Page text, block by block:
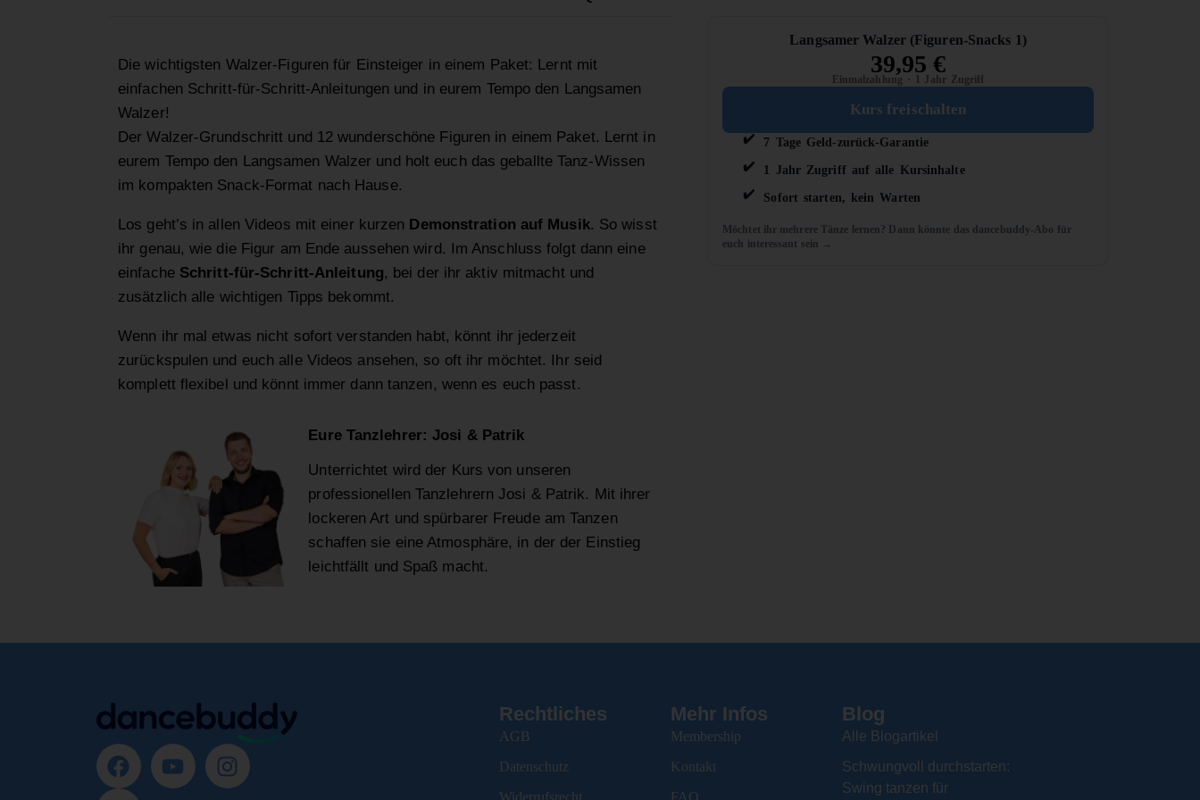
Die wichtigsten Walzer-Figuren für Einsteiger in einem Paket: Lernt mit
einfachen Schritt-für-Schritt-Anleitungen und in eurem Tempo den Langsamen
Walzer!
Der Walzer-Grundschritt und 12 wunderschöne Figuren in einem Paket. Lernt in
eurem Tempo den Langsamen Walzer und holt euch das geballte Tanz-Wissen
im kompakten Snack-Format nach Hause.
Los geht’s in allen Videos mit einer kurzen Demonstration auf Musik. So wisst
ihr genau, wie die Figur am Ende aussehen wird. Im Anschluss folgt dann eine
einfache Schritt-für-Schritt-Anleitung, bei der ihr aktiv mitmacht und
zusätzlich alle wichtigen Tipps bekommt.
Wenn ihr mal etwas nicht sofort verstanden habt, könnt ihr jederzeit
zurückspulen und euch alle Videos ansehen, so oft ihr möchtet. Ihr seid
komplett flexibel und könnt immer dann tanzen, wenn es euch passt.
Eure Tanzlehrer: Josi & Patrik
Unterrichtet wird der Kurs von unseren
professionellen Tanzlehrern Josi & Patrik. Mit ihrer
lockeren Art und spürbarer Freude am Tanzen
schaffen sie eine Atmosphäre, in der der Einstieg
leichtfällt und Spaß macht.
Langsamer Walzer (Figuren-Snacks 1)
39,95€
Einmalzahlung · 1 Jahr Zugriff
Kurs freischalten
7 Tage Geld-zurück-Garantie
1 Jahr Zugriff auf alle Kursinhalte
Sofort starten, kein Warten
Möchtet ihr mehrere Tänze lernen? Dann könnte das dancebuddy-Abo für
euch interessant sein →
Rechtliches
AGB
Datenschutz
Mehr Infos
Membership
Kontakt
Blog
Alle Blogartikel
Schwungvoll durchstarten:
Swing tanzen für